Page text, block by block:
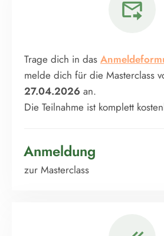
Trage dich in das
melde dich für die Masterclass
27.04.2026 an.
Die Teilnahme ist komplett
Anmeldung
zur Masterclass